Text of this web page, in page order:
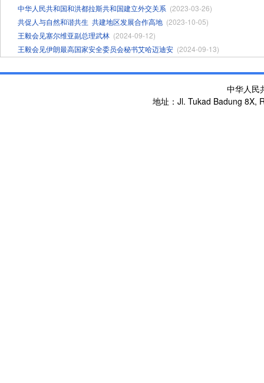
中华人民共和国和洪都拉斯共和国建立外交关系 (2023-03-26)
共促人与自然和谐共生 ​共建地区发展合作高地 (2023-10-05)
王毅会见塞尔维亚副总理武林 (2024-09-12)
王毅会见伊朗最高国家安全委员会秘书艾哈迈迪安 (2024-09-13)
中华人民
地址：Jl. Tukad Badung 8X,